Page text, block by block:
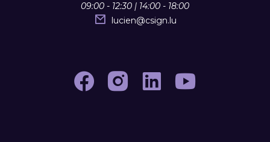
09:00 - 12:30 | 14:00 - 18:00
lucien@csign.lu